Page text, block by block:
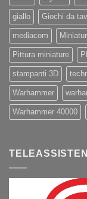
giallo Giochi da
mediacom
Pittura miniature
stampanti 3D
Warhammer
Warhammer 40000